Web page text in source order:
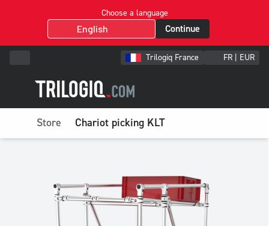
Choose a language
Continue
Trilogiq France FR | EUR
Store Chariot picking KLT